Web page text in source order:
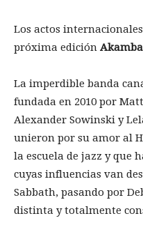
Los actos
próxima edición Akamba
La imperdible banda
fundada en 2010 por
Alexander Sowinski y
unieron por su amor al
la escuela de jazz y que
cuyas influencias van
Sabbath, pasando por
distinta y totalmente